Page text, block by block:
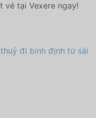
vé tại Vexere ngay!